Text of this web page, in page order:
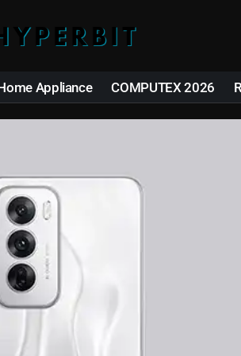
Appliance COMPUTEX 2026